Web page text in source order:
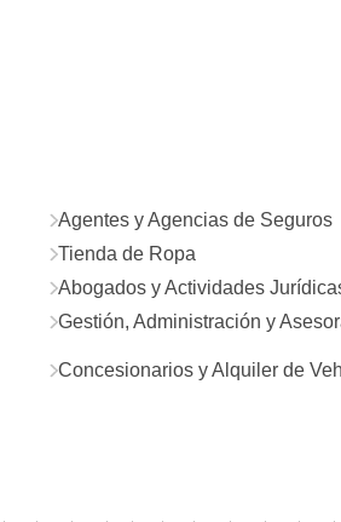
Agentes y Agencias de Seguros
Tienda de Ropa
Abogados y Actividades
Gestión, Administración y
Concesionarios y Alquiler de